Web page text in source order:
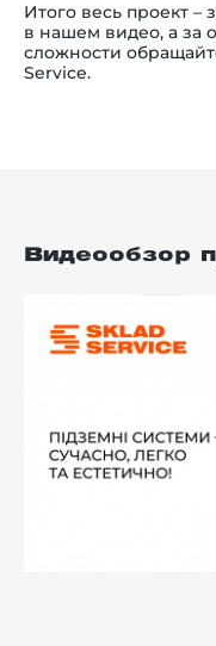
Итого весь проект –
в нашем видео, а за
сложности
Service.
Видеообзор